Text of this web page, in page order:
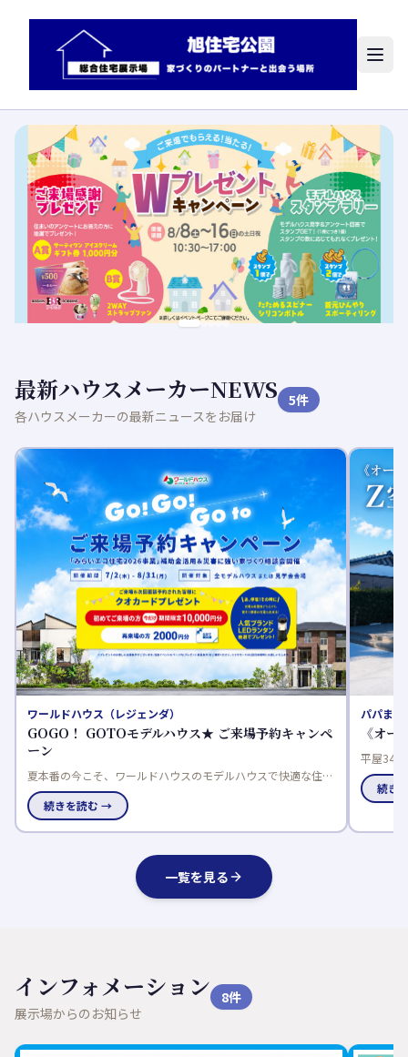
最新ハウスメーカーNEWS
各ハウスメーカーの最新ニュースをお届け
5件
ワールドハウス（レジェンダ）
GOGO！ GOTOモデルハウス★ ご来場予約キャンペ
ーン
夏本番の今こそ、ワールドハウスのモデルハウスで快適な住ま
いを体感しませんか。高気密＆高断熱のさわやかな暮らしを確
認できる、ご来場予約キャンペーンを開催中です。
続きを読む →
パパまる
《オ
平屋34
快適な
な「Z空
続き
一覧を見る
インフォメーション
展示場からのお知らせ
8件